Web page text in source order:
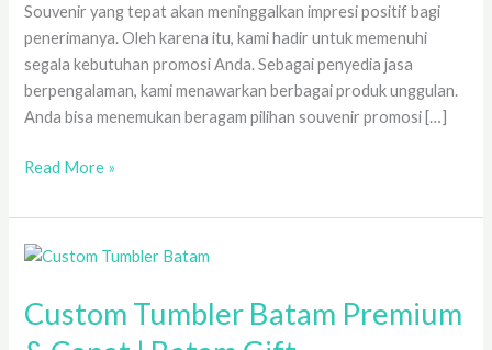
Souvenir yang tepat akan meninggalkan impresi positif bagi
penerimanya. Oleh karena itu, kami hadir untuk memenuhi
segala kebutuhan promosi Anda. Sebagai penyedia jasa
berpengalaman, kami menawarkan berbagai produk unggulan.
Anda bisa menemukan beragam pilihan souvenir promosi […]
Read More »
Custom Tumbler Batam Premium
Custom
Batam